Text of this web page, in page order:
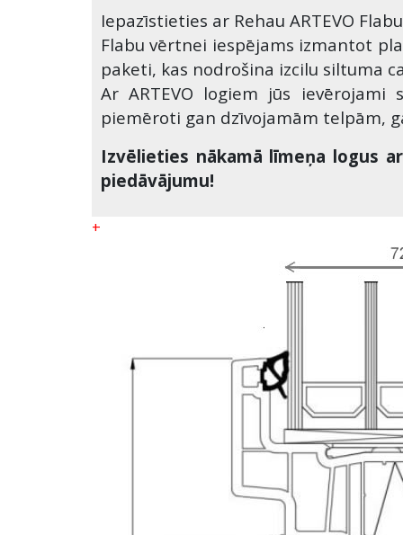
Iepazīstieties ar Rehau ARTEVO Flabu
Flabu vērtnei iespējams izmantot
paketi, kas nodrošina izcilu siltuma
Ar ARTEVO logiem jūs
piemēroti gan dzīvojamām telpām,
Izvēlieties nākamā līmeņa logus
piedāvājumu!
+